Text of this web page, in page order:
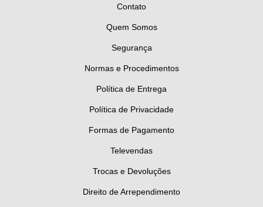
Contato
Quem Somos
Segurança
Normas e Procedimentos
Política de Entrega
Política de Privacidade
Formas de Pagamento
Televendas
Trocas e Devoluções
Direito de Arrependimento